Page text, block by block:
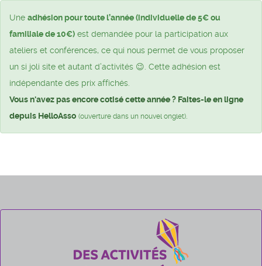
Une adhésion pour toute l’année (individuelle de 5€ ou
familiale de 10€) est demandée pour la participation aux
ateliers et conférences, ce qui nous permet de vous proposer
un si joli site et autant d’activités 😉. Cette adhésion est
indépendante des prix affichés.
Vous n'avez pas encore cotisé cette année ? Faites-le en ligne
depuis HelloAsso (ouverture dans un nouvel onglet)